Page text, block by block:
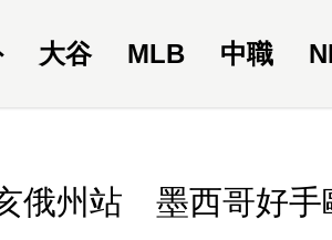
大谷 MLB 中職
俄州站 墨西哥好手